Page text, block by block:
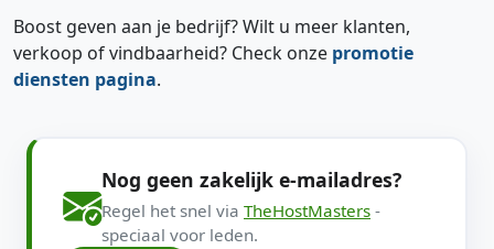
Boost geven aan je bedrijf? Wilt u meer klanten,
verkoop of vindbaarheid? Check onze promotie
diensten pagina.
Nog geen zakelijk e-mailadres?
Regel het snel via TheHostMasters -
speciaal voor leden.